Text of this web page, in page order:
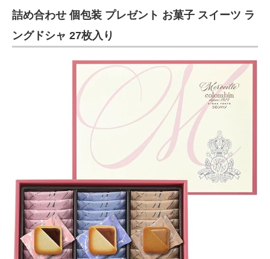
詰め合わせ 個包装 プレゼント お菓子 スイーツ ラ
ングドシャ 27枚入り